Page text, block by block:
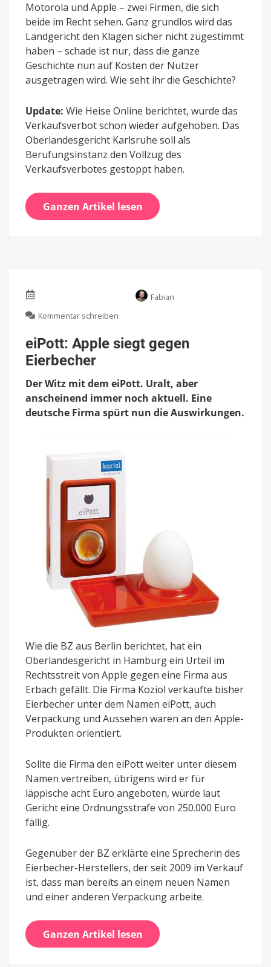
Motorola und Apple – zwei Firmen, die sich
beide im Recht sehen. Ganz grundlos wird das
Landgericht den Klagen sicher nicht zugestimmt
haben – schade ist nur, dass die ganze
Geschichte nun auf Kosten der Nutzer
ausgetragen wird. Wie seht ihr die Geschichte?
Update: Wie Heise Online berichtet, wurde das
Verkaufsverbot schon wieder aufgehoben. Das
Oberlandesgericht Karlsruhe soll als
Berufungsinstanz den Vollzug des
Verkaufsverbotes gestoppt haben.
Ganzen Artikel lesen
Fabian
Kommentar schreiben
Apple
siegt
eiPott: Apple siegt gegen
Eierbecher
Der Witz mit dem eiPott. Uralt, aber
anscheinend immer noch aktuell. Eine
deutsche Firma spürt nun die Auswirkungen.
Wie die BZ aus Berlin berichtet, hat ein
Oberlandesgericht in Hamburg ein Urteil im
Rechtsstreit von Apple gegen eine Firma aus
Erbach gefällt. Die Firma Koziol verkaufte bisher
Eierbecher unter dem Namen eiPott, auch
Verpackung und Aussehen waren an den Apple-
Produkten orientiert.
Sollte die Firma den eiPott weiter unter diesem
Namen vertreiben, übrigens wird er für
läppische acht Euro angeboten, würde laut
Gericht eine Ordnungsstrafe von 250.000 Euro
fällig.
Gegenüber der BZ erklärte eine Sprecherin des
Eierbecher-Herstellers, der seit 2009 im Verkauf
ist, dass man bereits an einem neuen Namen
und einer anderen Verpackung arbeite.
Ganzen Artikel lesen